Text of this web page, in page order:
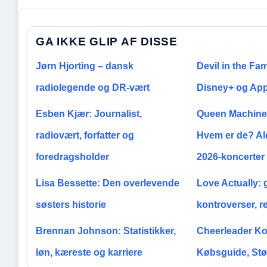
GA IKKE GLIP AF DISSE
Jørn Hjorting – dansk
radiolegende og DR-vært
Devil in the
Disney+ og
Esben Kjær: Journalist,
radiovært, forfatter og
foredragsholder
Queen
Hvem er de?
2026-koncerter
Lisa Bessette: Den overlevende
søsters historie
Love Actually:
kontroverser,
Brennan Johnson: Statistikker,
løn, kæreste og karriere
Cheerleader
Købsguide,